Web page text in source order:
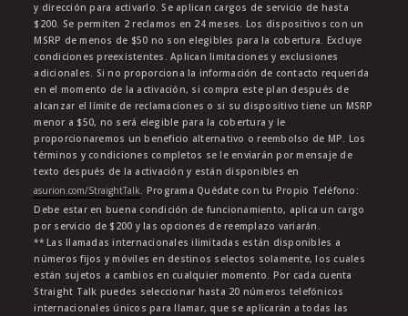
y dirección para activarlo. Se aplican cargos de servicio de hasta
$200. Se permiten 2 reclamos en 24 meses. Los dispositivos con un
MSRP de menos de $50 no son elegibles para la cobertura. Excluye
condiciones preexistentes. Aplican limitaciones y exclusiones
adicionales. Si no proporciona la información de contacto requerida
en el momento de la activación, si compra este plan después de
alcanzar el límite de reclamaciones o si su dispositivo tiene un MSRP
menor a $50, no será elegible para la cobertura y le
proporcionaremos un beneficio alternativo o reembolso de MP. Los
términos y condiciones completos se le enviarán por mensaje de
texto después de la activación y están disponibles en
asurion.com/StraightTalk. Programa Quédate con tu Propio Teléfono:
Debe estar en buena condición de funcionamiento, aplica un cargo
por servicio de $200 y las opciones de reemplazo variarán.
** Las llamadas internacionales ilimitadas están disponibles a
números fijos y móviles en destinos selectos solamente, los cuales
están sujetos a cambios en cualquier momento. Por cada cuenta
Straight Talk puedes seleccionar hasta 20 números telefónicos
internacionales únicos para llamar, que se aplicarán a todas las